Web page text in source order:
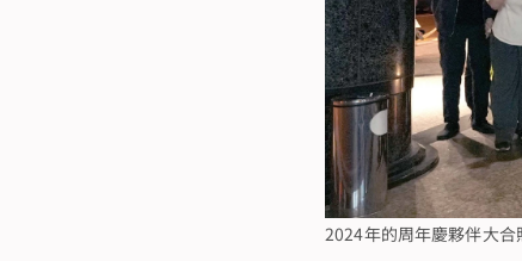
2024年的周年慶夥伴大合